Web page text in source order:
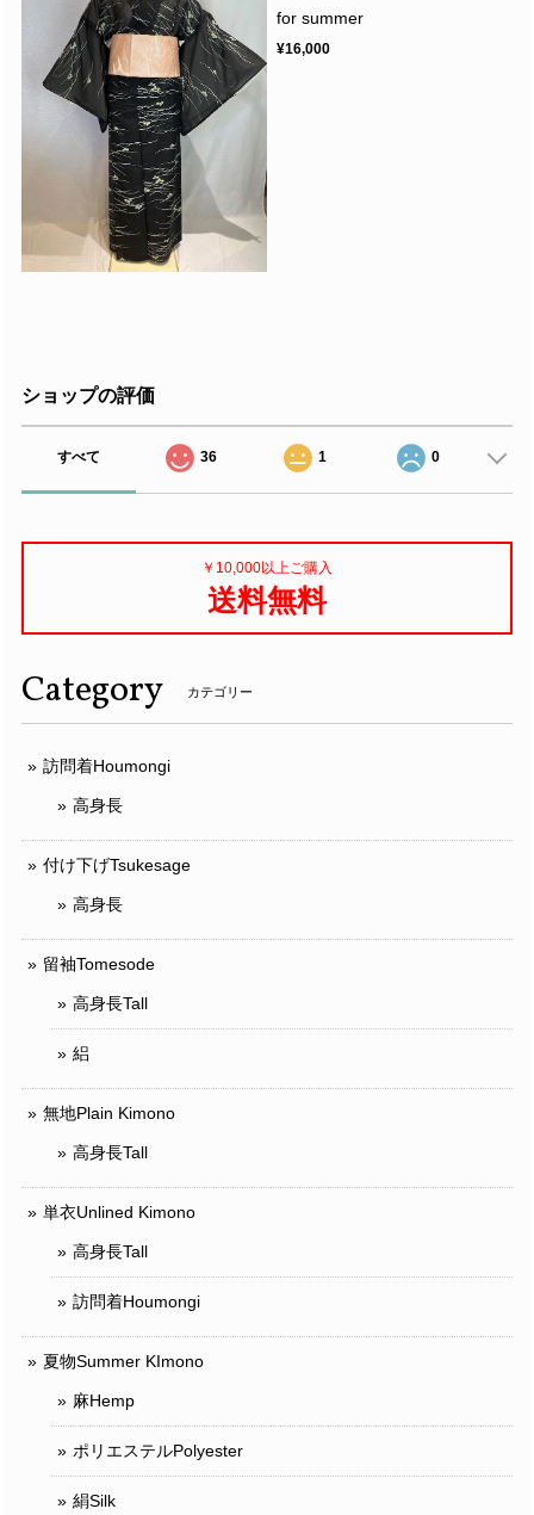
for summer
¥16,000
ショップの評価
すべて 36 1 0
￥10,000以上ご購入
送料無料
Category カテゴリー
訪問着Houmongi
高身長
付け下げTsukesage
高身長
留袖Tomesode
高身長Tall
絽
無地Plain Kimono
高身長Tall
単衣Unlined Kimono
高身長Tall
訪問着Houmongi
夏物Summer KImono
麻Hemp
ポリエステルPolyester
絹Silk